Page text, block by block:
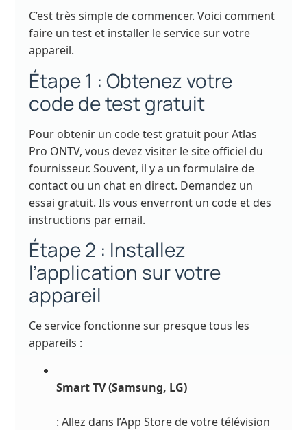
C’est très simple de commencer. Voici comment
faire un test et installer le service sur votre
appareil.
Étape 1 : Obtenez votre
code de test gratuit
Pour obtenir un code test gratuit pour Atlas
Pro ONTV, vous devez visiter le site officiel du
fournisseur. Souvent, il y a un formulaire de
contact ou un chat en direct. Demandez un
essai gratuit. Ils vous enverront un code et des
instructions par email.
Étape 2 : Installez
l’application sur votre
appareil
Ce service fonctionne sur presque tous les
appareils :
Smart TV (Samsung, LG)
: Allez dans l’App Store de votre télévision